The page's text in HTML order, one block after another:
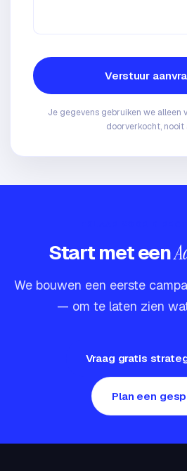
Verstuur
Je gegevens gebruiken we alleen
doorverkocht, nooit
Start met een
We bouwen een eerste
— om te laten zien
Vraag gratis
Plan een